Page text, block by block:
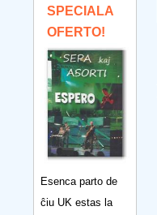
SPECIALA
OFERTO!
Esenca parto de
ĉiu UK estas la